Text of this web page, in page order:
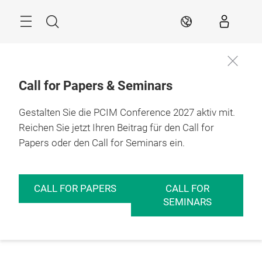
Suche DE
Call for Papers & Seminars
Gestalten Sie die PCIM Conference 2027 aktiv mit.
Reichen Sie jetzt Ihren Beitrag für den Call for
Papers oder den Call for Seminars ein.
CALL FOR PAPERS
CALL FOR
SEMINARS